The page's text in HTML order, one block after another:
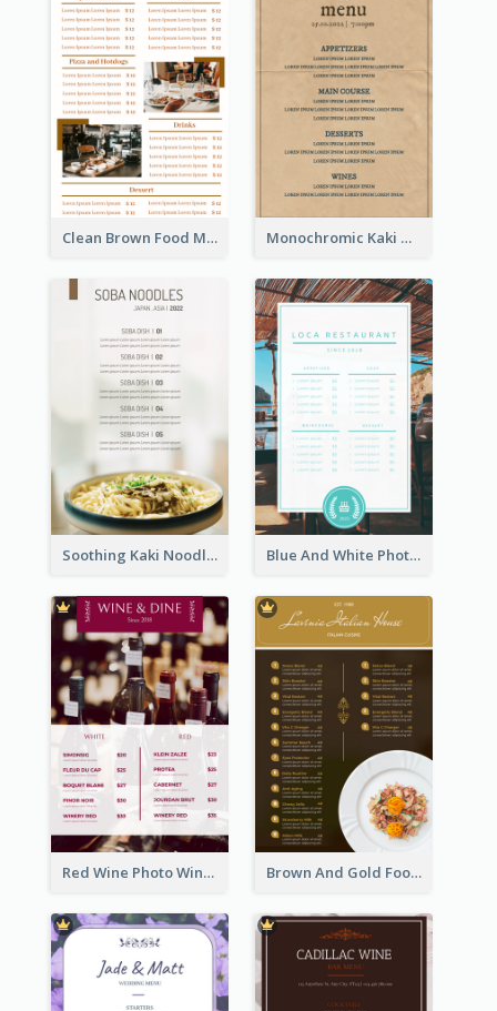
Clean Brown Food Menu Design Inspiration Monochromic Kaki Meal Design Inspiration
Soothing Kaki Noodle Modern Menu Design Blue And White Photo Seaside Restaurant Menu
Red Wine Photo Wine And Dine Restaurant Menu Brown And Gold Food Photo Italian Food Menu